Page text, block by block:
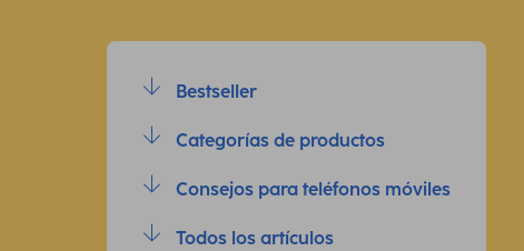
Bestseller
Categorías de productos
Consejos para teléfonos móviles
Todos los artículos